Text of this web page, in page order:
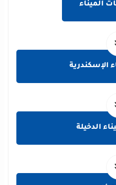
الميناء
الإسكندرية
الدخيلة